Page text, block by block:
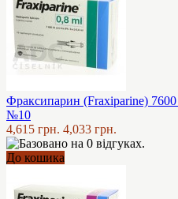
Фраксипарин (Fraxiparine)
№10
4,615 грн. 4,033 грн.
До кошика